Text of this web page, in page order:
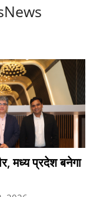
मध्य प्रदेश बनेगा